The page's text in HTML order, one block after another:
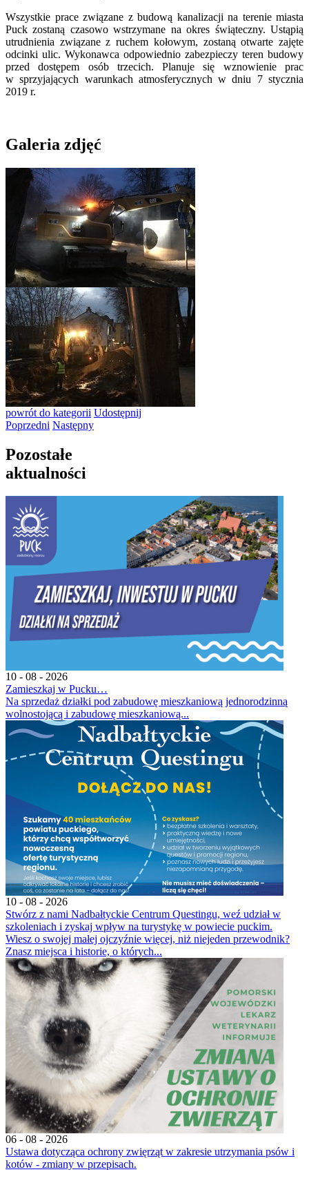
Wszystkie prace związane z budową kanalizacji na terenie miasta
Puck zostaną czasowo wstrzymane na okres świąteczny. Ustąpią
utrudnienia związane z ruchem kołowym, zostaną otwarte zajęte
odcinki ulic. Wykonawca odpowiednio zabezpieczy teren budowy
przed dostępem osób trzecich. Planuje się wznowienie prac
w sprzyjających warunkach atmosferycznych w dniu 7 stycznia
2019 r.
Galeria zdjęć
powrót do kategorii Udostępnij
Poprzedni Następny
Pozostałe
aktualności
10 - 08 - 2026
Zamieszkaj w Pucku…
Na sprzedaż działki pod zabudowę mieszkaniową jednorodzinną
wolnostojącą i zabudowę mieszkaniową...
10 - 08 - 2026
Stwórz z nami Nadbałtyckie Centrum Questingu, weź udział w
szkoleniach i zyskaj wpływ na turystykę w powiecie puckim.
Wiesz o swojej małej ojczyźnie więcej, niż niejeden przewodnik?
Znasz miejsca i historie, o których...
06 - 08 - 2026
Ustawa dotycząca ochrony zwięrząt w zakresie utrzymania psów i
kotów - zmiany w przepisach.